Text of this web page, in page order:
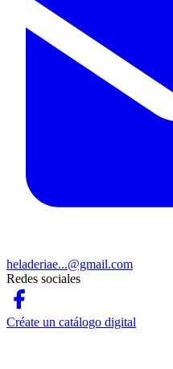
heladeriae...@gmail.com
Redes sociales
Créate un catálogo digital